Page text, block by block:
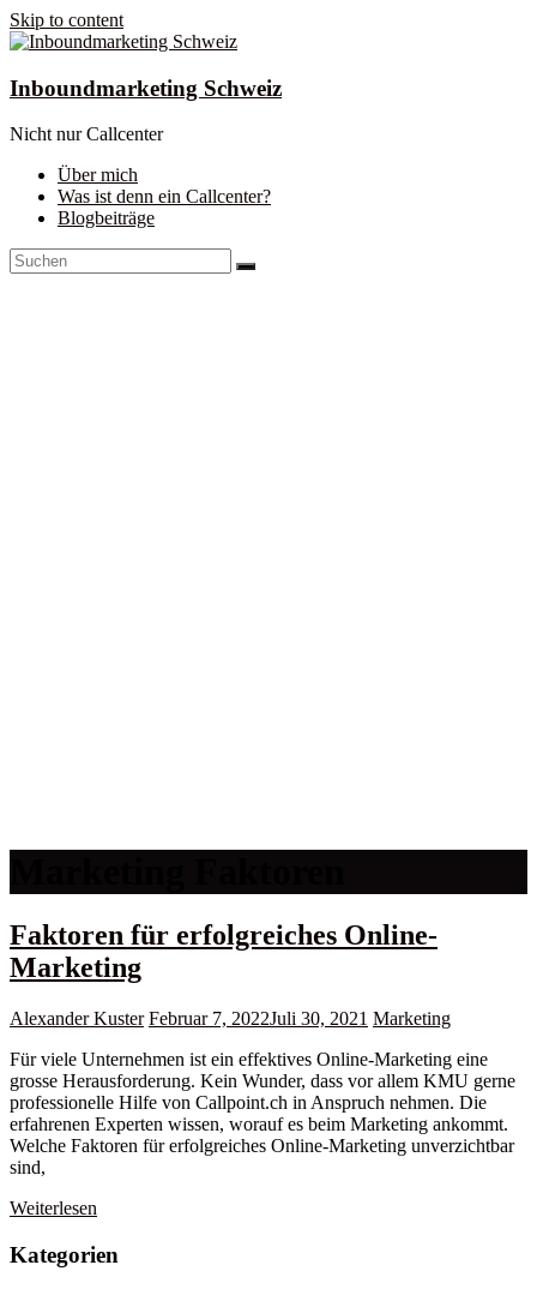
Skip to content
Inboundmarketing Schweiz
Nicht nur Callcenter
Über mich
Was ist denn ein Callcenter?
Blogbeiträge
Faktoren für erfolgreiches Online-
Marketing
Alexander Kuster Februar 7, 2022Juli 30, 2021 Marketing
Für viele Unternehmen ist ein effektives Online-Marketing eine
grosse Herausforderung. Kein Wunder, dass vor allem KMU gerne
professionelle Hilfe von Callpoint.ch in Anspruch nehmen. Die
erfahrenen Experten wissen, worauf es beim Marketing ankommt.
Welche Faktoren für erfolgreiches Online-Marketing unverzichtbar
sind,
Weiterlesen
Kategorien